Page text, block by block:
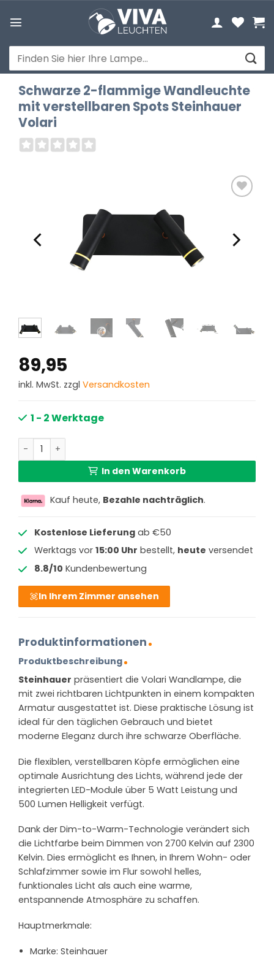
Inhalt
Suchen
nach:
Schwarze 2-flammige Wandleuchte
mit verstellbaren Spots Steinhauer
Volari
89,95
inkl. MwSt. zzgl Versandkosten
1 - 2 Werktage
Schwarze 2-flammige Wandleuchte mit verstellbaren
In den Warenkorb
Kauf heute, Bezahle nachträglich.
Kostenlose Lieferungab €50
Werktags vor 15:00 Uhr bestellt, heute versendet
8.8/10 Kundenbewertung
In Ihrem Zimmer ansehen
Produktinformationen
Produktbeschreibung
Steinhauer präsentiert die Volari Wandlampe, die
mit zwei richtbaren Lichtpunkten in einem kompakten
Armatur ausgestattet ist. Diese praktische Lösung ist
ideal für den täglichen Gebrauch und bietet
moderne Eleganz durch ihre schwarze Oberfläche.
Die flexiblen, verstellbaren Köpfe ermöglichen eine
optimale Ausrichtung des Lichts, während jede der
integrierten LED-Module über 5 Watt Leistung und
500 Lumen Helligkeit verfügt.
Dank der Dim-to-Warm-Technologie verändert sich
die Lichtfarbe beim Dimmen von 2700 Kelvin auf 2300
Kelvin. Dies ermöglicht es Ihnen, in Ihrem Wohn- oder
Schlafzimmer sowie im Flur sowohl helles,
funktionales Licht als auch eine warme,
entspannende Atmosphäre zu schaffen.
Hauptmerkmale:
Marke: Steinhauer